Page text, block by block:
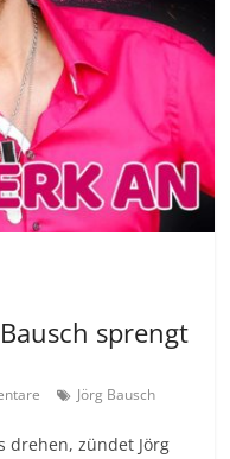
sprengt
Jörg Bausch
drehen, zündet Jörg